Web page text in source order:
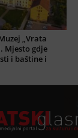
„Vrata
Mjesto gdje
i baštine i